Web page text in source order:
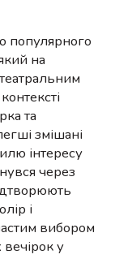
популярного
на
та
змішані
інтересу
через
і
вибором
у